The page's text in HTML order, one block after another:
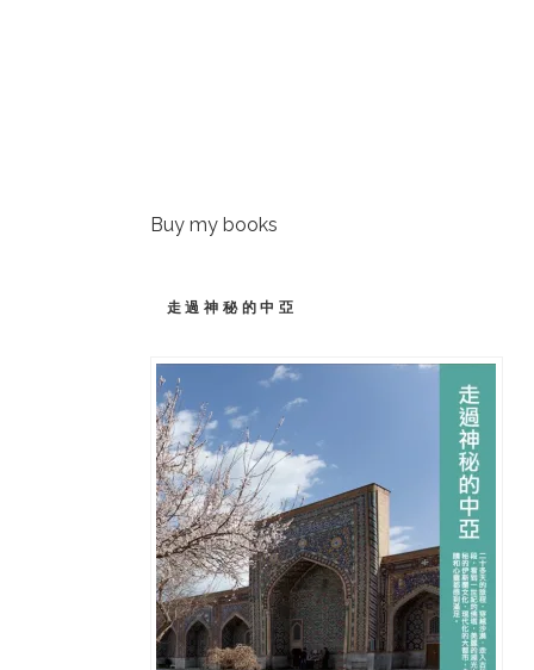
Buy my books
走過神秘的中亞